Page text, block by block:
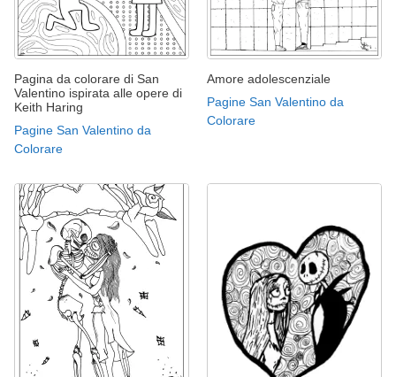
Pagina da colorare di San
Valentino ispirata alle opere di
Keith Haring
Pagine San Valentino da
Colorare
Amore adolescenziale
Pagine San Valentino da
Colorare